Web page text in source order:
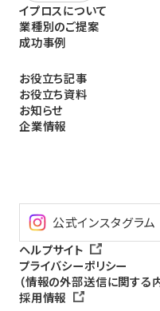
イプロスについて
業種別のご提案
成功事例
お役立ち記事
お役立ち資料
お知らせ
企業情報
公式インスタグラム
ヘルプサイト
プライバシーポリシー
（情報の外部送信に関する
採用情報